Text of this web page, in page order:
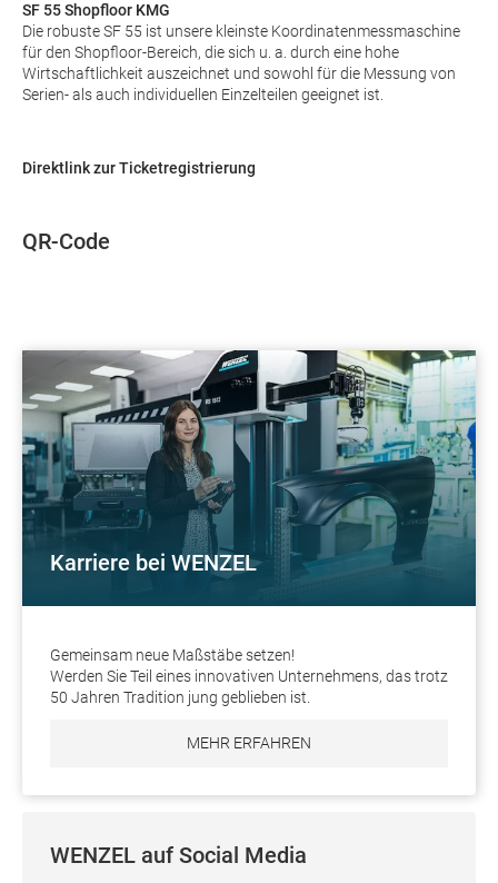
SF 55 Shopfloor KMG
Die robuste SF 55 ist unsere kleinste Koordinatenmessmaschine
für den Shopfloor-Bereich, die sich u. a. durch eine hohe
Wirtschaftlichkeit auszeichnet und sowohl für die Messung von
Serien- als auch individuellen Einzelteilen geeignet ist.
Direktlink zur Ticketregistrierung
QR-Code
Karriere bei WENZEL
Gemeinsam neue Maßstäbe setzen!
Werden Sie Teil eines innovativen Unternehmens, das trotz
50 Jahren Tradition jung geblieben ist.
MEHR ERFAHREN
WENZEL auf Social Media